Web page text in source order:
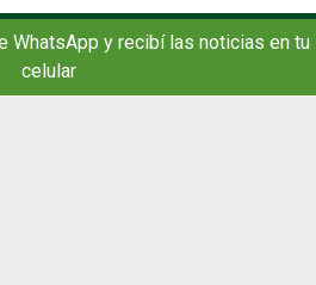
WhatsApp y recibí las noticias en tu
celular